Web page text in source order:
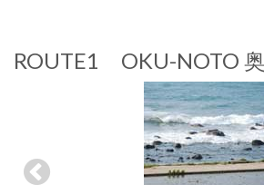
ROUTE1 OKU-NOTO